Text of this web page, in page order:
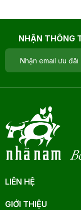
NHẬN THÔNG
LIÊN HỆ
GIỚI THIỆU